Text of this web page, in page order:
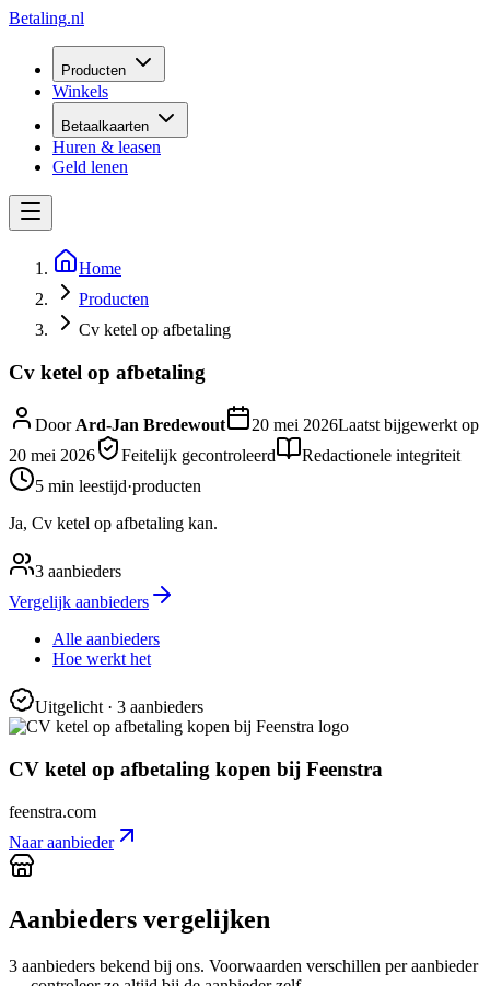
Betaling.nl
Producten
Winkels
Betaalkaarten
Huren & leasen
Geld lenen
Home
Producten
Cv ketel op afbetaling
Cv ketel op afbetaling
DoorArd-Jan Bredewout 20 mei 2026Laatst bijgewerkt op
20 mei 2026
Feitelijk gecontroleerd
Redactionele integriteit
5 min leestijd·producten
Ja, Cv ketel op afbetaling kan.
3 aanbieders
Vergelijk aanbieders
Alle aanbieders
Hoe werkt het
Uitgelicht· 3 aanbieders
CV ketel op afbetaling kopen bij Feenstra
feenstra.com
Naar aanbieder
Aanbieders vergelijken
3 aanbieders bekend bij ons. Voorwaarden verschillen per aanbieder